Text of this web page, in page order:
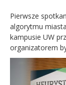
Pierwsze
algorytmu
kampusie UW
organizatorem